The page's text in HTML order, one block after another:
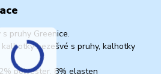
pruhy Greenice.
bezešvé s pruhy, kalhotky
polyester, 8% elasten